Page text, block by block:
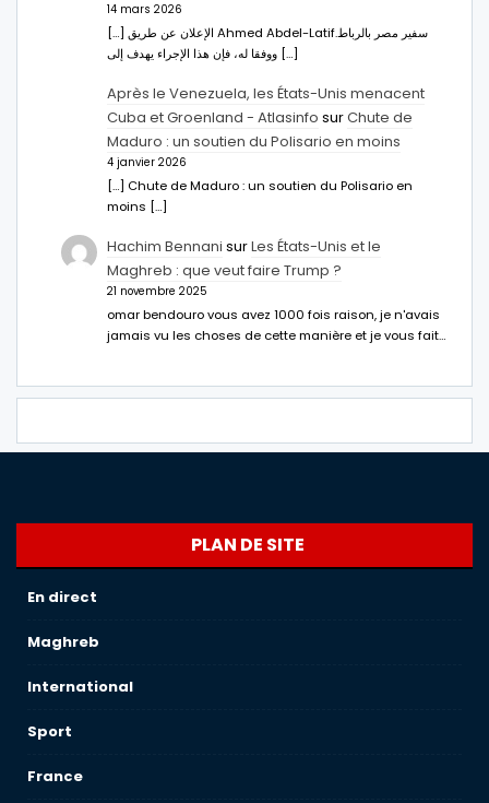
14 mars 2026
[…] الإعلان عن طريق Ahmed Abdel-Latifسفير مصر بالرباط.
ووفقا له، فإن هذا الإجراء يهدف إلى […]
Après le Venezuela, les États-Unis menacent
Cuba et Groenland - Atlasinfo surChute de
Maduro : un soutien du Polisario en moins
4 janvier 2026
[…] Chute de Maduro : un soutien du Polisario en
moins […]
Hachim Bennani surLes États-Unis et le
Maghreb : que veut faire Trump ?
21 novembre 2025
omar bendouro vous avez 1000 fois raison, je n'avais
jamais vu les choses de cette manière et je vous fait…
PLAN DE SITE
En direct
Maghreb
International
Sport
France